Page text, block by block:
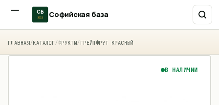
СБ
2015 Софийская база
ГЛАВНАЯ/КАТАЛОГ/ ФРУКТЫ/ ГРЕЙПФРУТ КРАСНЫЙ
В НАЛИЧИИ